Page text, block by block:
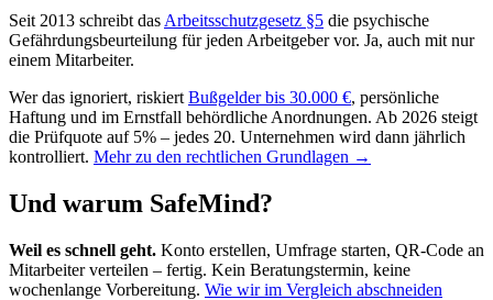
Seit 2013 schreibt das Arbeitsschutzgesetz §5 die psychische
Gefährdungsbeurteilung für jeden Arbeitgeber vor. Ja, auch mit nur
einem Mitarbeiter.
Wer das ignoriert, riskiert Bußgelder bis 30.000 €, persönliche
Haftung und im Ernstfall behördliche Anordnungen. Ab 2026 steigt
die Prüfquote auf 5% – jedes 20. Unternehmen wird dann jährlich
kontrolliert. Mehr zu den rechtlichen Grundlagen →
Und warum SafeMind?
Weil es schnell geht. Konto erstellen, Umfrage starten, QR-Code an
Mitarbeiter verteilen – fertig. Kein Beratungstermin, keine
wochenlange Vorbereitung. Wie wir im Vergleich abschneiden